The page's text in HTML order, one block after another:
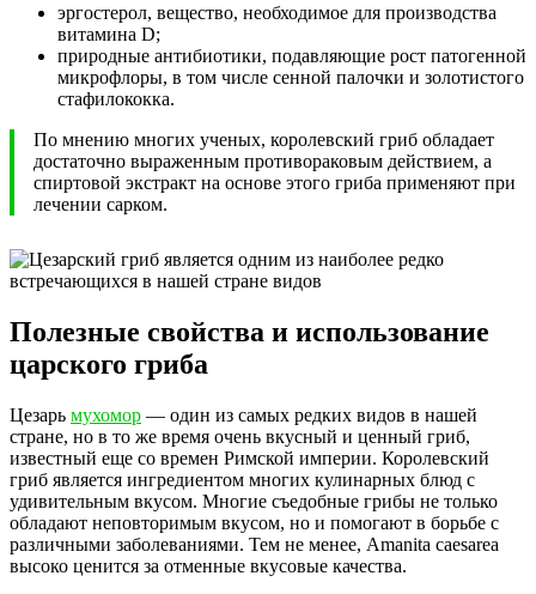
эргостерол, вещество, необходимое для производства
витамина D;
природные антибиотики, подавляющие рост патогенной
микрофлоры, в том числе сенной палочки и золотистого
стафилококка.
По мнению многих ученых, королевский гриб обладает
достаточно выраженным противораковым действием, а
спиртовой экстракт на основе этого гриба применяют при
лечении сарком.
Полезные свойства и использование
царского гриба
Цезарь мухомор — один из самых редких видов в нашей
стране, но в то же время очень вкусный и ценный гриб,
известный еще со времен Римской империи. Королевский
гриб является ингредиентом многих кулинарных блюд с
удивительным вкусом. Многие съедобные грибы не только
обладают неповторимым вкусом, но и помогают в борьбе с
различными заболеваниями. Тем не менее, Amanita caesarea
высоко ценится за отменные вкусовые качества.